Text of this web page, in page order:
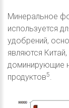
Минеральное
используется
удобрений,
являются
доминирующие
продуктов5.